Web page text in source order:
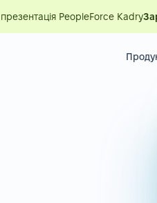
PeopleForce Kadry